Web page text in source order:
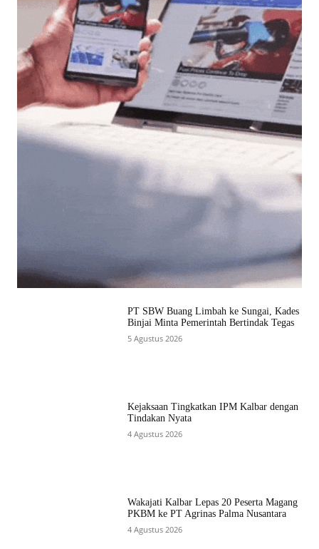
PT SBW Buang Limbah ke Sungai, Kades
Binjai Minta Pemerintah Bertindak Tegas
5 Agustus 2026
Kejaksaan Tingkatkan IPM Kalbar dengan
Tindakan Nyata
4 Agustus 2026
Wakajati Kalbar Lepas 20 Peserta Magang
PKBM ke PT Agrinas Palma Nusantara
4 Agustus 2026